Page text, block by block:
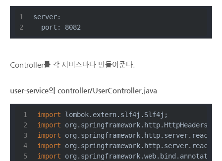
server:
  port: 8082
Controller를 각 서비스마다 만들어준다.
user-service의 controller/UserController.java
import lombok.extern.slf4j.Slf4j;
import org.springframework.http.HttpHeaders;
import
import
import